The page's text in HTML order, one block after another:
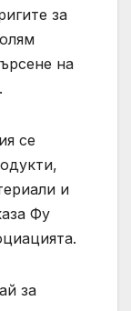
за
на
се
и
Фу
за